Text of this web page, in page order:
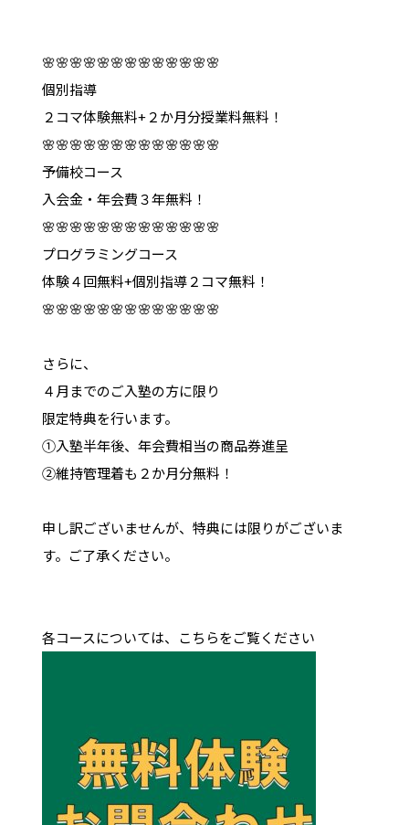
🌸🌸🌸🌸🌸🌸🌸🌸🌸🌸🌸🌸🌸
個別指導
２コマ体験無料+２か月分授業料無料！
🌸🌸🌸🌸🌸🌸🌸🌸🌸🌸🌸🌸🌸
予備校コース
入会金・年会費３年無料！
🌸🌸🌸🌸🌸🌸🌸🌸🌸🌸🌸🌸🌸
プログラミングコース
体験４回無料+個別指導２コマ無料！
🌸🌸🌸🌸🌸🌸🌸🌸🌸🌸🌸🌸🌸
さらに、
４月までのご入塾の方に限り
限定特典を行います。
①入塾半年後、年会費相当の商品券進呈
②維持管理着も２か月分無料！
申し訳ございませんが、特典には限りがございま
す。ご了承ください。
各コースについては、こちらをご覧ください